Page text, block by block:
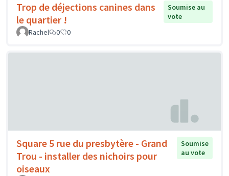
Trop de déjections canines dans
le quartier !
Soumise au
vote
Rachel
0 0
Square 5 rue du presbytère - Grand
Trou - installer des nichoirs pour
oiseaux
Soumise
au vote